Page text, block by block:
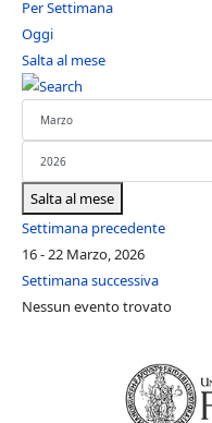
Per Settimana
Oggi
Salta al mese
Salta al mese
Settimana precedente
16 - 22 Marzo, 2026
Settimana successiva
Nessun evento trovato